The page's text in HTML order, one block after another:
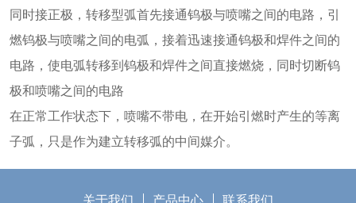
同时接正极，转移型弧首先接通钨极与喷嘴之间的电路，引
燃钨极与喷嘴之间的电弧，接着迅速接通钨极和焊件之间的
电路，使电弧转移到钨极和焊件之间直接燃烧，同时切断钨
极和喷嘴之间的电路
在正常工作状态下，喷嘴不带电，在开始引燃时产生的等离
子弧，只是作为建立转移弧的中间媒介。
关于我们 产品中心 联系我们